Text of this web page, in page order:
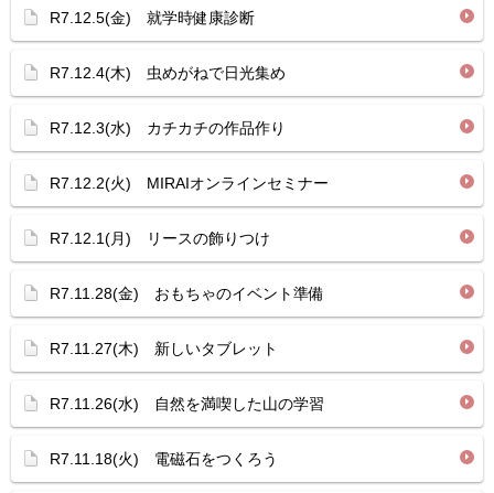
R7.12.5(金) 就学時健康診断
R7.12.4(木) 虫めがねで日光集め
R7.12.3(水) カチカチの作品作り
R7.12.2(火) MIRAIオンラインセミナー
R7.12.1(月) リースの飾りつけ
R7.11.28(金) おもちゃのイベント準備
R7.11.27(木) 新しいタブレット
R7.11.26(水) 自然を満喫した山の学習
R7.11.18(火) 電磁石をつくろう